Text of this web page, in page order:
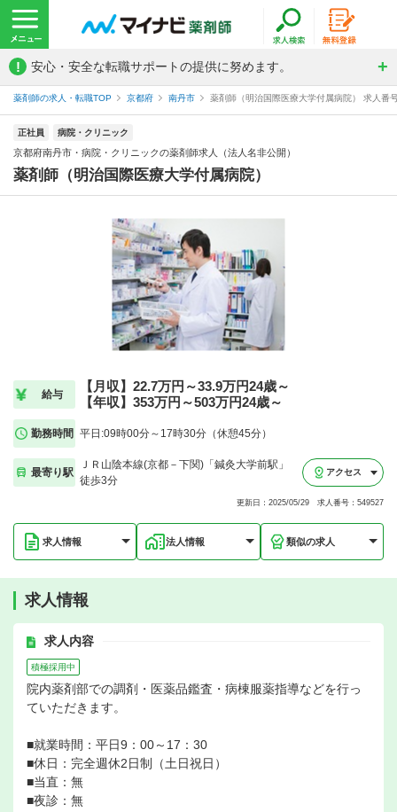
! 安心・安全な転職サポートの提供に努めます。
薬剤師の求人・転職TOP 京都府 南丹市 薬剤師（明治国際医療大学付属病院） 求人番
正社員 病院・クリニック
京都府南丹市・病院・クリニックの薬剤師求人（法人名非公開）
薬剤師（明治国際医療大学付属病院）
給与
【月収】22.7万円～33.9万円24歳～
【年収】353万円～503万円24歳～
勤務時間 平日:09時00分～17時30分（休憩45分）
最寄り駅
ＪＲ山陰本線(京都－下関)「鍼灸大学前駅」
徒歩3分
アクセス
更新日：2025/05/29 求人番号：549527
求人情報 法人情報 類似の求人
求人情報
求人内容
積極採用中
院内薬剤部での調剤・医薬品鑑査・病棟服薬指導などを行っ
ていただきます。
■就業時間：平日9：00～17：30
■休日：完全週休2日制（土日祝日）
■当直：無
■夜診：無